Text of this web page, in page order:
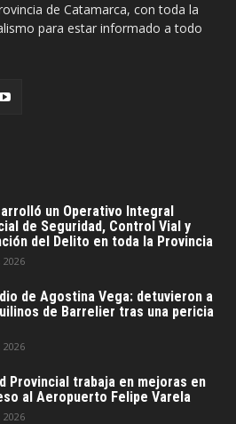
de Catamarca, con toda la
para estar informado a todo
un Operativo Integral
de Seguridad, Control Vial y
del Delito en toda la Provincia
2026
de Agostina Vega: detuvieron a
de Barrelier tras una pericia
2026
Provincial trabaja en mejoras en
al Aeropuerto Felipe Varela
2026